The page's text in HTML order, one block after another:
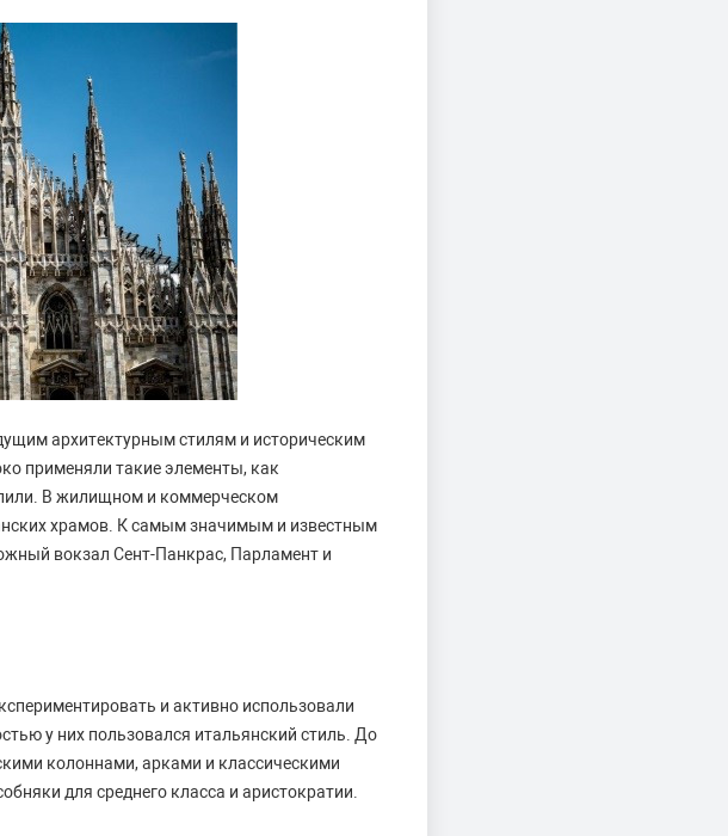
архитектурным стилям и историческим
применяли такие элементы, как
В жилищном и коммерческом
храмов. К самым значимым и известным
вокзал Сент-Панкрас, Парламент и
и активно использовали
у них пользовался итальянский стиль. До
колоннами, арками и классическими
для среднего класса и аристократии.